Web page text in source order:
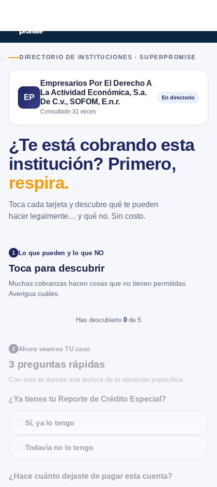
DIRECTORIO DE INSTITUCIONES · SUPERPROMISE
EP
Empresarios Por El Derecho A
La Actividad Económica, S.a.
De C.v., SOFOM, E.n.r.
Consultado 31 veces
En directorio
¿Te está cobrando esta
institución? Primero,
respira.
Toca cada tarjeta y descubre qué te pueden
hacer legalmente… y qué no. Sin costo.
1 Lo que pueden y lo que NO
Toca para descubrir
Muchas cobranzas hacen cosas que no tienen permitidas.
Averigua cuáles.
Has descubierto 0 de 5
2 Ahora veamos TU caso
3 preguntas rápidas
Con esto te damos una lectura de tu situación específica.
¿Ya tienes tu Reporte de Crédito Especial?
Sí, ya lo tengo
Todavía no lo tengo
¿Hace cuánto dejaste de pagar esta cuenta?